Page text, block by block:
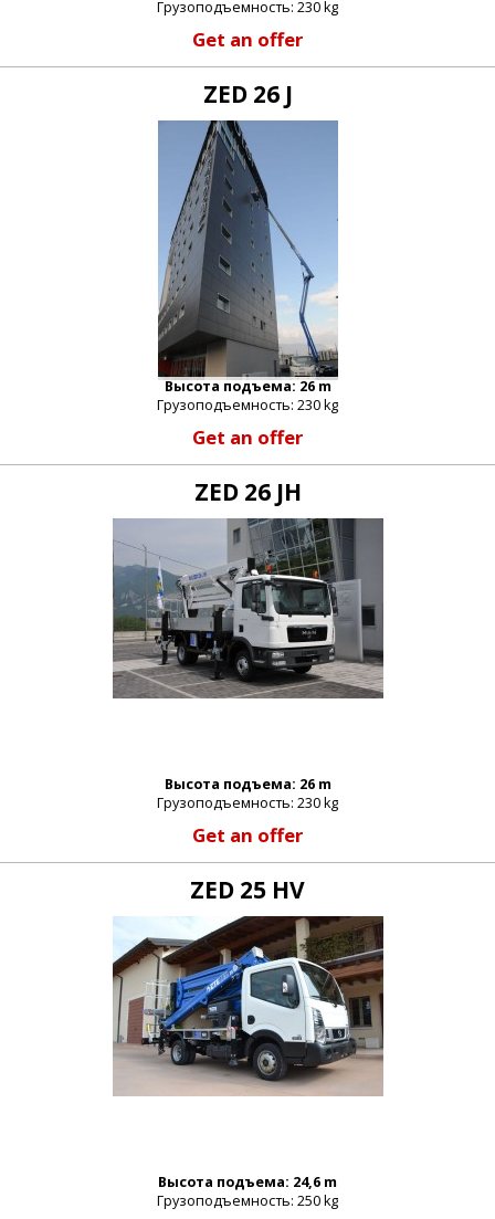
Грузоподъемность: 230 kg
Get an offer
ZED 26 J
Высота подъема: 26 m
Грузоподъемность: 230 kg
Get an offer
ZED 26 JH
Высота подъема: 26 m
Грузоподъемность: 230 kg
Get an offer
ZED 25 HV
Высота подъема: 24,6 m
Грузоподъемность: 250 kg